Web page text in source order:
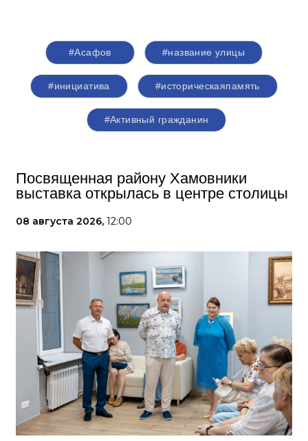
#Асафов #название улицы
#инициатива #историческаяпамять
#Активный гражданин
Посвященная району Хамовники
выставка открылась в центре столицы
08 августа 2026, 12:00